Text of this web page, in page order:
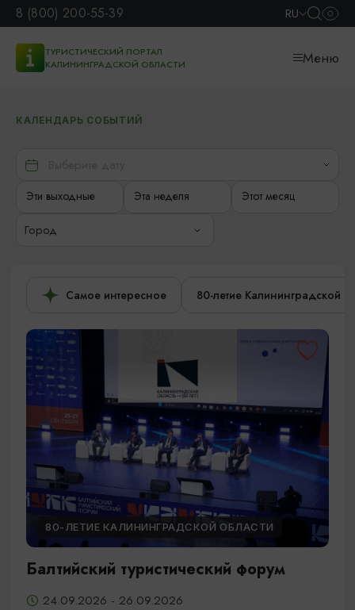
8 (800) 200-55-39 RU
ТУРИСТИЧЕСКИЙ ПОРТАЛ
КАЛИНИНГРАДСКОЙ ОБЛАСТИ
Меню
КАЛЕНДАРЬ СОБЫТИЙ
Эти выходные Эта неделя Этот месяц
Город
Самое интересное 80-летие Калининградской
80-ЛЕТИЕ КАЛИНИНГРАДСКОЙ ОБЛАСТИ
Балтийский туристический форум
24.09.2026 - 26.09.2026